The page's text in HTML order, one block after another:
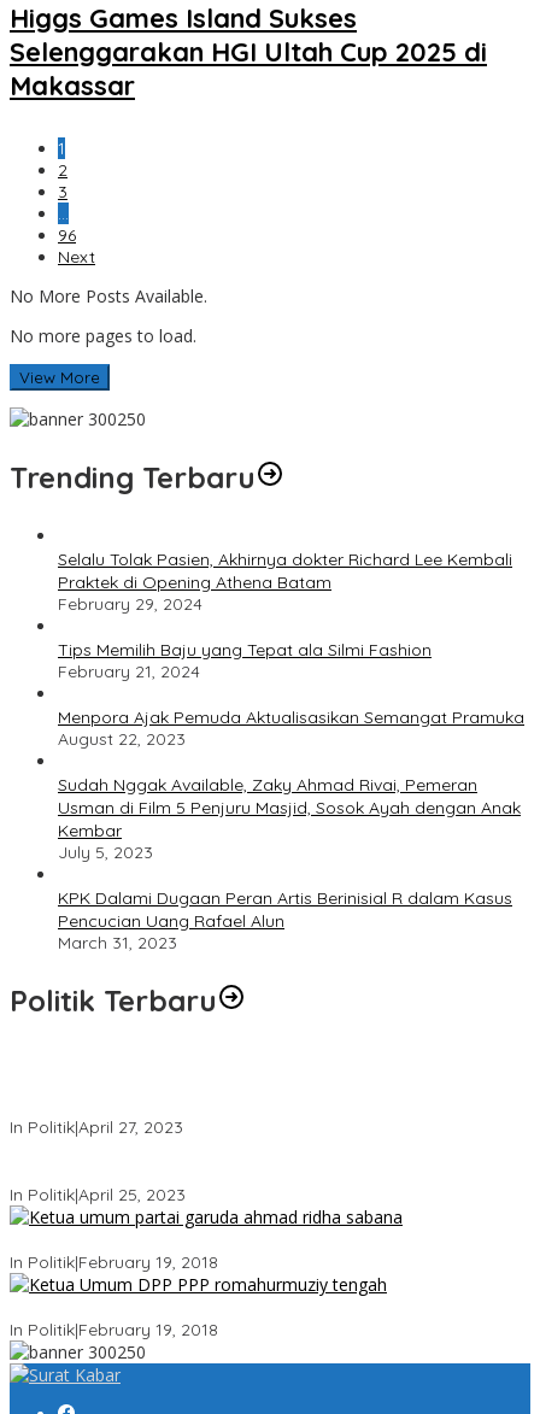
Higgs Games Island Sukses
Selenggarakan HGI Ultah Cup 2025 di
Makassar
1
2
3
…
96
Next
No More Posts Available.
No more pages to load.
View More
Trending Terbaru
Selalu Tolak Pasien, Akhirnya dokter Richard Lee Kembali
Praktek di Opening Athena Batam
February 29, 2024
Tips Memilih Baju yang Tepat ala Silmi Fashion
February 21, 2024
Menpora Ajak Pemuda Aktualisasikan Semangat Pramuka
August 22, 2023
Sudah Nggak Available, Zaky Ahmad Rivai, Pemeran
Usman di Film 5 Penjuru Masjid, Sosok Ayah dengan Anak
Kembar
July 5, 2023
KPK Dalami Dugaan Peran Artis Berinisial R dalam Kasus
Pencucian Uang Rafael Alun
March 31, 2023
Politik Terbaru
In Politik|April 27, 2023
In Politik|April 25, 2023
In Politik|February 19, 2018
In Politik|February 19, 2018